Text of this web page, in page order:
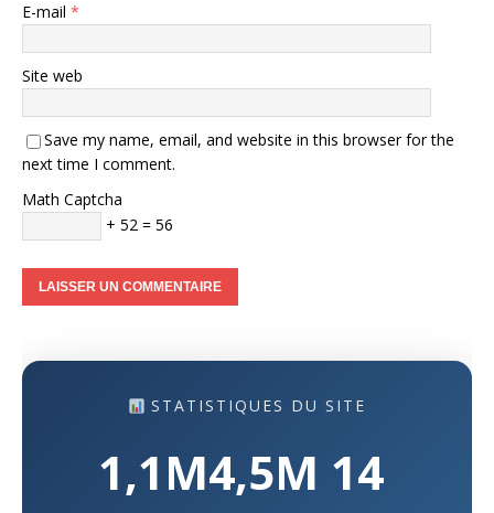
E-mail *
Site web
Save my name, email, and website in this browser for the
next time I comment.
Math Captcha
+ 52 = 56
STATISTIQUES DU SITE
1,1M4,5M 14